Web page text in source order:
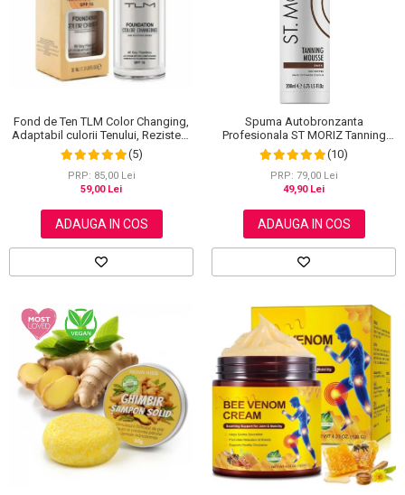
Scrub / Balsam de buze
Netestate pe Animale
Fond de Ten TLM Color Changing,
Adaptabil culorii Tenului, Rezistent
la Transfer 16H, SPF 15, 30 ml
(5)
PRP: 85,00 Lei
59,00 Lei
ADAUGA IN COS
Spuma Autobronzanta
Profesionala ST MORIZ Tanning
Mousse, Efect instant, Dark, 200 ml
(10)
PRP: 79,00 Lei
49,90 Lei
ADAUGA IN COS